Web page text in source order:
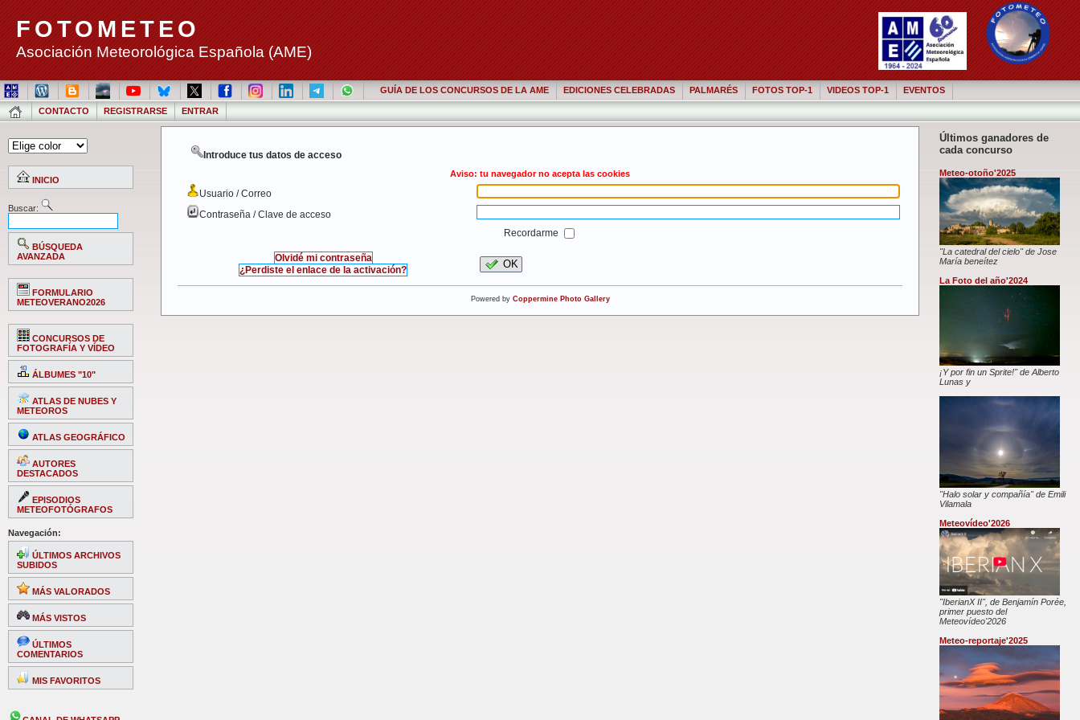
FOTOMETEO
Asociación Meteorológica Española (AME)
GUÍA DE LOS CONCURSOS DE LA AME EDICIONES CELEBRADAS PALMARÉS FOTOS TOP-1 VIDEOS TOP-1 EVENTOS
CONTACTO REGISTRARSE ENTRAR
INICIO
Buscar:
BÚSQUEDA
AVANZADA
FORMULARIO
METEOVERANO2026
CONCURSOS DE
FOTOGRAFÍA Y VÍDEO
ÁLBUMES "10"
ATLAS DE NUBES Y
METEOROS
ATLAS GEOGRÁFICO
AUTORES
DESTACADOS
EPISODIOS
METEOFOTÓGRAFOS
Navegación:
ÚLTIMOS ARCHIVOS
SUBIDOS
MÁS VALORADOS
MÁS VISTOS
ÚLTIMOS
COMENTARIOS
MIS FAVORITOS
Últimos ganadores de
cada concurso
Meteo-otoño'2025
"La catedral del cielo" de Jose
María beneítez
La Foto del año'2024
¡Y por fin un Sprite!" de Alberto
Lunas y
"Halo solar y compañía" de Emili
Vilamala
Meteovídeo'2026
"IberianX II", de Benjamín Porée,
primer puesto del
Meteovídeo'2026
Meteo-reportaje'2025
Introduce tus datos de acceso
Aviso: tu navegador no acepta las cookies
Usuario / Correo
Contraseña / Clave de acceso
Recordarme
Olvidé mi contraseña
¿Perdiste el enlace de la activación?
OK
Powered by Coppermine Photo Gallery